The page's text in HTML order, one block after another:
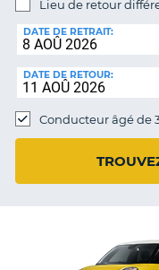
LANGUAGE
Lieu de retour
DE
RETOUR:
DATE DE RETRAIT:
DATE DE RETOUR:
Conducteur âgé de